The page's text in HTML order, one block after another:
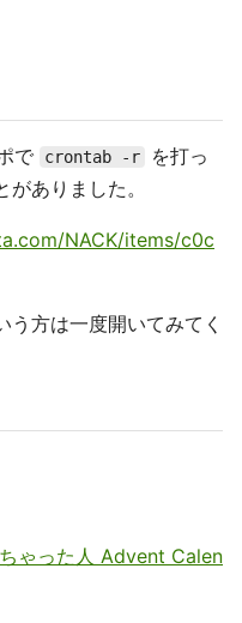
で crontab -r
を打っ
ありました。
NACK/items/c0c
う方は一度開いてみてく
ゃった人 Advent Calen